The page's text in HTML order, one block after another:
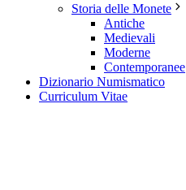
Storia delle Monete
Antiche
Medievali
Moderne
Contemporanee
Dizionario Numismatico
Curriculum Vitae